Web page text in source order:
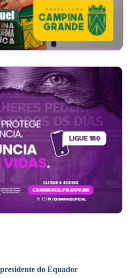
do Equador